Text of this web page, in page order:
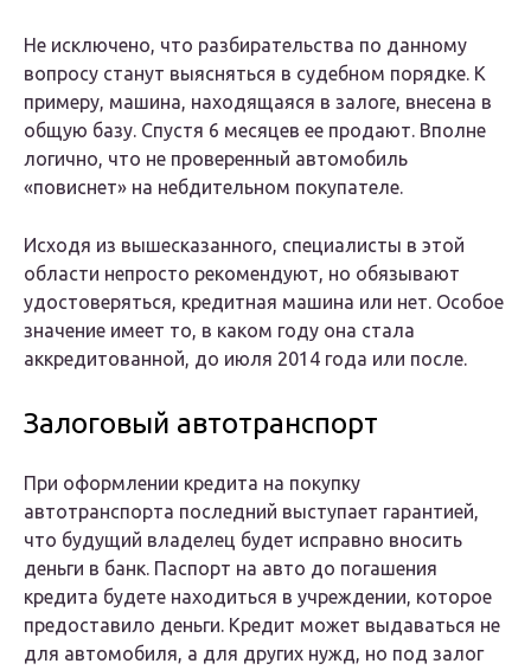
Не исключено, что разбирательства по данному
вопросу станут выясняться в судебном порядке. К
примеру, машина, находящаяся в залоге, внесена в
общую базу. Спустя 6 месяцев ее продают. Вполне
логично, что не проверенный автомобиль
«повиснет» на небдительном покупателе.
Исходя из вышесказанного, специалисты в этой
области непросто рекомендуют, но обязывают
удостоверяться, кредитная машина или нет. Особое
значение имеет то, в каком году она стала
аккредитованной, до июля 2014 года или после.
Залоговый автотранспорт
При оформлении кредита на покупку
автотранспорта последний выступает гарантией,
что будущий владелец будет исправно вносить
деньги в банк. Паспорт на авто до погашения
кредита будете находиться в учреждении, которое
предоставило деньги. Кредит может выдаваться не
для автомобиля, а для других нужд, но под залог